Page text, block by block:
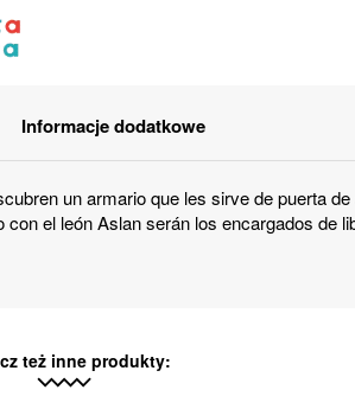
Informacje dodatkowe
un armario que les sirve de puerta
el león Aslan serán los encargados de
też inne produkty: